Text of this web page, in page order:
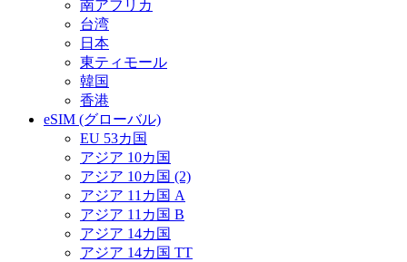
南アフリカ
台湾
日本
東ティモール
韓国
香港
eSIM (グローバル)
EU 53カ国
アジア 10カ国
アジア 10カ国 (2)
アジア 11カ国 A
アジア 11カ国 B
アジア 14カ国
アジア 14カ国 TT